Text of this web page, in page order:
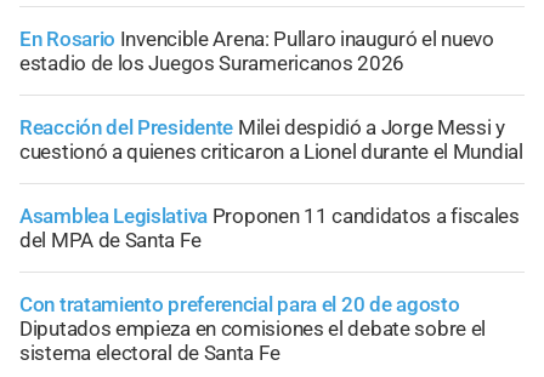
En Rosario Invencible Arena: Pullaro inauguró el nuevo
estadio de los Juegos Suramericanos 2026
Reacción del Presidente Milei despidió a Jorge Messi y
cuestionó a quienes criticaron a Lionel durante el Mundial
Asamblea Legislativa Proponen 11 candidatos a fiscales
del MPA de Santa Fe
Con tratamiento preferencial para el 20 de agosto
Diputados empieza en comisiones el debate sobre el
sistema electoral de Santa Fe